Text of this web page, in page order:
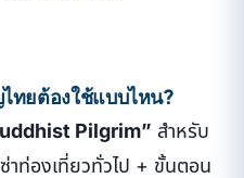
ทยต้องใช้แบบไหน?
Pilgrim” สำหรับ
าท่องเที่ยวทั่วไป + ขั้นตอน